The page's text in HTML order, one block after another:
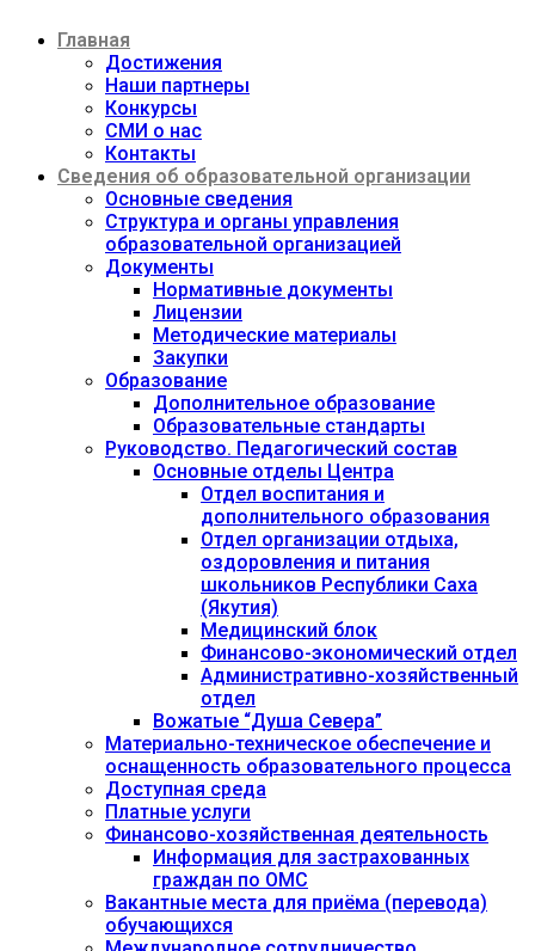
содержимому
Главная
Достижения
Наши партнеры
Конкурсы
СМИ о нас
Контакты
Сведения об образовательной организации
Основные сведения
Структура и органы управления
образовательной организацией
Документы
Нормативные документы
Лицензии
Методические материалы
Закупки
Образование
Дополнительное образование
Образовательные стандарты
Руководство. Педагогический состав
Основные отделы Центра
Отдел воспитания и
дополнительного образования
Отдел организации отдыха,
оздоровления и питания
школьников Республики Саха
(Якутия)
Медицинский блок
Финансово-экономический отдел
Административно-хозяйственный
отдел
Вожатые “Душа Севера”
Материально-техническое обеспечение и
оснащенность образовательного процесса
Доступная среда
Платные услуги
Финансово-хозяйственная деятельность
Информация для застрахованных
граждан по ОМС
Вакантные места для приёма (перевода)
обучающихся